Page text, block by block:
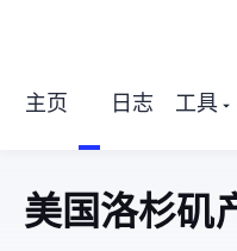
主页 日志 工具
Digitalfyre 美国洛杉矶